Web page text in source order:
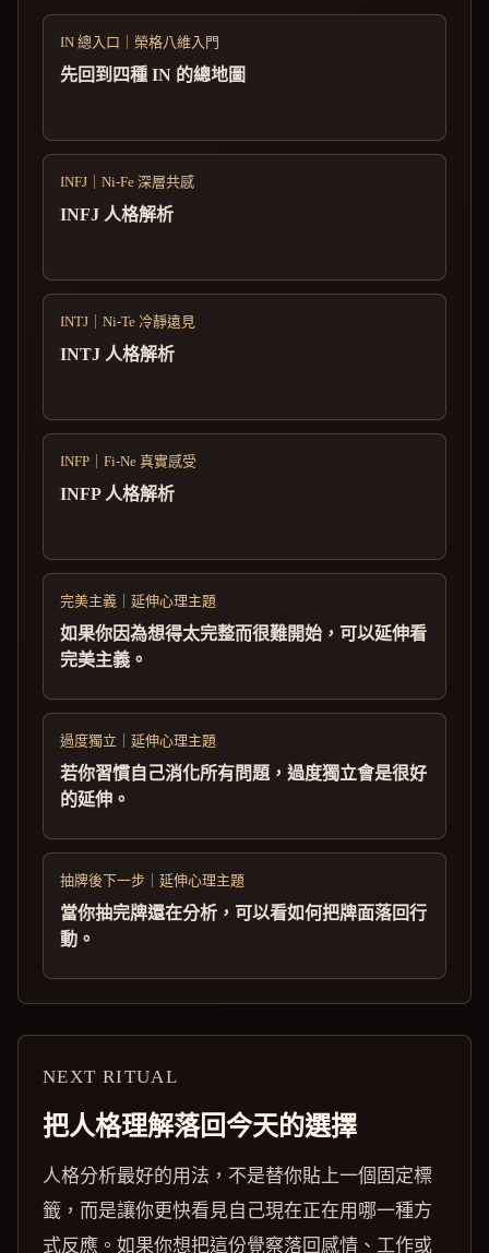
IN 總入口｜榮格八維入門
先回到四種 IN 的總地圖
INFJ｜Ni-Fe 深層共感
INFJ 人格解析
INTJ｜Ni-Te 冷靜遠見
INTJ 人格解析
INFP｜Fi-Ne 真實感受
INFP 人格解析
完美主義｜延伸心理主題
如果你因為想得太完整而很難開始，可以延伸看
完美主義。
過度獨立｜延伸心理主題
若你習慣自己消化所有問題，過度獨立會是很好
的延伸。
抽牌後下一步｜延伸心理主題
當你抽完牌還在分析，可以看如何把牌面落回行
動。
NEXT RITUAL
把人格理解落回今天的選擇
人格分析最好的用法，不是替你貼上一個固定標
籤，而是讓你更快看見自己現在正在用哪一種方
式反應。如果你想把這份覺察落回感情、工作或